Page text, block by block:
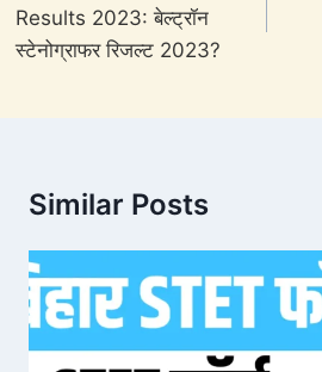
Results 2023: बेल्ट्रॉन
स्टेनोग्राफर रिजल्ट 2023?
Similar Posts